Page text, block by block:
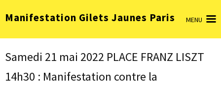
au
(Pressez
Entrée)
Manifestation Gilets Jaunes Paris MENU
Samedi 21 mai 2022 PLACE FRANZ LISZT
14h30 : Manifestation contre la